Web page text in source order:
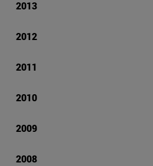
2013
2012
2011
2010
2009
2008